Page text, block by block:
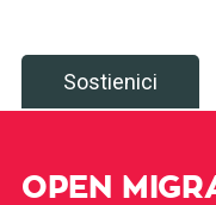
Sostienici
OPEN